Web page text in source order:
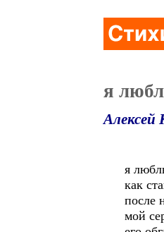
я
Алексей
я
как
после
мой